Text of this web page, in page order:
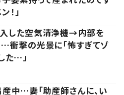
！」
した空気清浄機→内部を
衝撃の光景に「怖すぎてゾ
た…」
中…妻「助産師さんに、い